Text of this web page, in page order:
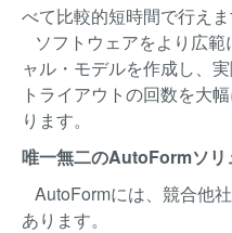
べて比較的短時間で行えま
ソフトウェアをより広
ャル・モデルを作成し、
トライアウトの回数を大
ります。
唯一無二のAutoFormソリ
AutoFormには、競合他
あります。